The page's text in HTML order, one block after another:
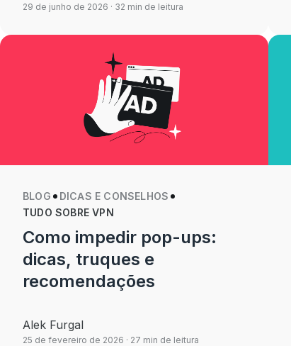
29 de junho de 2026 · 32 min de leitura
BLOG
DICAS E CONSELHOS
TUDO SOBRE VPN
Como impedir pop-ups:
dicas, truques e
recomendações
Alek Furgal
25 de fevereiro de 2026 · 27 min de leitura